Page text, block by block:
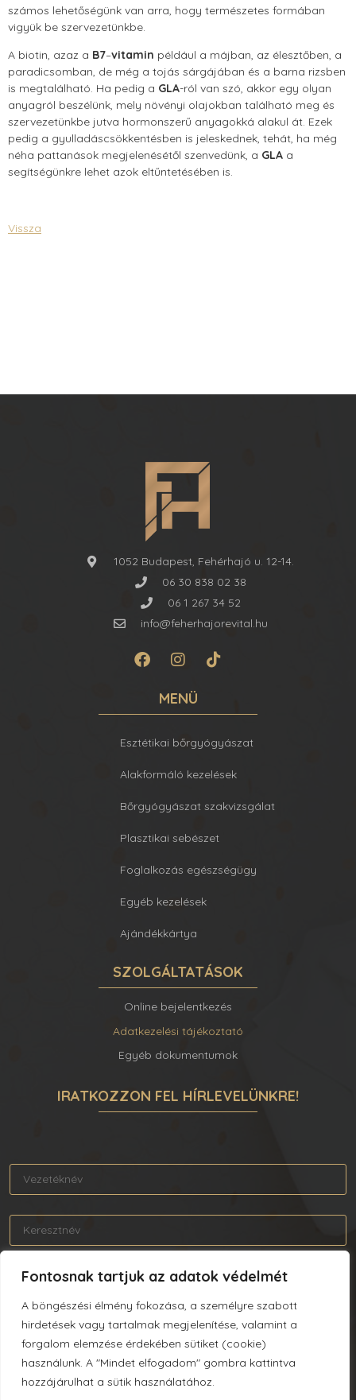
Fontosnak tartjuk az adatok védelmét
A böngészési élmény fokozása, a személyre szabott
hirdetések vagy tartalmak megjelenítése, valamint a
forgalom elemzése érdekében sütiket (cookie)
használunk. A "Mindet elfogadom" gombra kattintva
hozzájárulhat a sütik használatához.
számos lehetőségünk van arra, hogy természetes formában
vigyük be szervezetünkbe.
A biotin, azaz a B7–vitamin például a májban, az élesztőben, a
paradicsomban, de még a tojás sárgájában és a barna rizsben
is megtalálható. Ha pedig a GLA-ról van szó, akkor egy olyan
anyagról beszélünk, mely növényi olajokban található meg és
szervezetünkbe jutva hormonszerű anyagokká alakul át. Ezek
pedig a gyulladáscsökkentésben is jeleskednek, tehát, ha még
néha pattanások megjelenésétől szenvedünk, a GLA a
segítségünkre lehet azok eltűntetésében is.
Vissza
1052 Budapest, Fehérhajó u. 12-14.
06 30 838 02 38
06 1 267 34 52
info@feherhajorevital.hu
MENÜ
Esztétikai bőrgyógyászat
Alakformáló kezelések
Bőrgyógyászat szakvizsgálat
Plasztikai sebészet
Foglalkozás egészségügy
Egyéb kezelések
Ajándékkártya
SZOLGÁLTATÁSOK
Online bejelentkezés
Adatkezelési tájékoztató
Egyéb dokumentumok
IRATKOZZON FEL HÍRLEVELÜNKRE!
Elolvastam és elfogadom az Adatkezelési tájékoztatót.